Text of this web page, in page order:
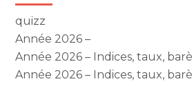
quizz
Année 2026 –
Année 2026 – Indices, taux,
Année 2026 – Indices, taux,